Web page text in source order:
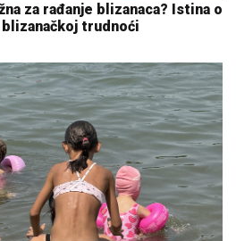
za rađanje blizanaca? Istina o
trudnoći